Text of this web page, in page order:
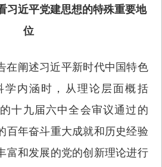
习近平党建思想的特殊重要地
位
在阐述习近平新时代中国特色
学内涵时，从理论层面概括
十九届六中全会审议通过的
百年奋斗重大成就和历史经验
富和发展的党的创新理论进行